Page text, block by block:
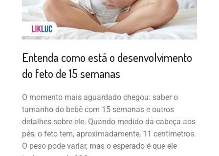
Entenda como está o desenvolvimento
do feto de 15 semanas
O momento mais aguardado chegou: saber o
tamanho do bebê com 15 semanas e outros
detalhes sobre ele. Quando medido da cabeça aos
pés, o feto tem, aproximadamente, 11 centímetros.
O peso pode variar, mas o esperado é que ele